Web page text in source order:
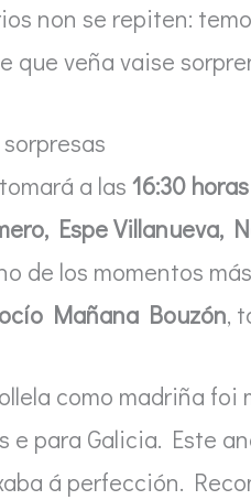
non se repiten:
que veña vaise
a las 16:30 horas
Espe Villanueva,
de los momentos
Mañana Bouzón,
como madriña
e para Galicia. Este
á perfección.